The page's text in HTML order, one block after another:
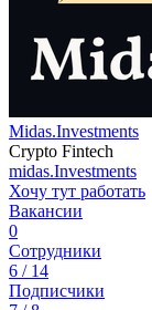
Midas.Investments
Crypto Fintech
midas.Investments
Хочу тут работать
Вакансии
0
Сотрудники
6 / 14
Подписчики